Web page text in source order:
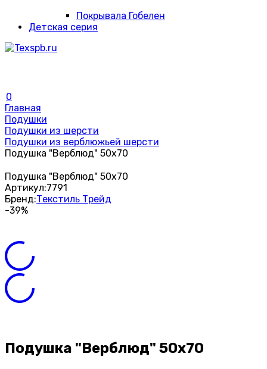
Покрывала Гобелен
Детская серия
0
Главная
Подушки
Подушки из шерсти
Подушки из верблюжьей шерсти
Подушка "Верблюд" 50х70
Подушка "Верблюд" 50х70
Артикул:7791
Бренд:Текстиль Трейд
-39%
Подушка "Верблюд" 50х70